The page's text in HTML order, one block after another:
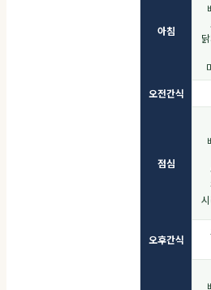
아침
오전간식
점심
오후간식